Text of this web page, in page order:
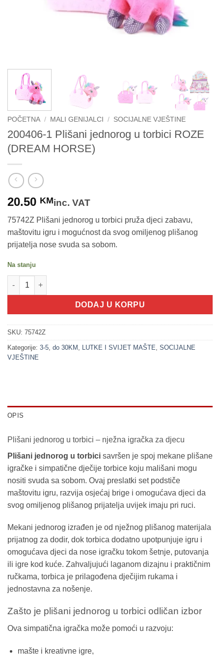
POČETNA / MALI GENIJALCI / SOCIJALNE VJEŠTINE
200406-1 Plišani jednorog u torbici ROZE
(DREAM HORSE)
20.50 KMinc. VAT
75742Z Plišani jednorog u torbici pruža djeci zabavu,
maštovitu igru i mogućnost da svog omiljenog plišanog
prijatelja nose svuda sa sobom.
Na stanju
200406-1 Plišani jednorog u torbici ROZE (DREAM HORSE)
DODAJ U KORPU
SKU: 75742Z
Kategorije: 3-5 do 30KM LUTKE I SVIJET MAŠTE SOCIJALNE
VJEŠTINE
OPIS
Plišani jednorog u torbici – nježna igračka za djecu
Plišani jednorog u torbici savršen je spoj mekane plišane
igračke i simpatične dječije torbice koju mališani mogu
nositi svuda sa sobom. Ovaj preslatki set podstiče
maštovitu igru, razvija osjećaj brige i omogućava djeci da
svog omiljenog plišanog prijatelja uvijek imaju pri ruci.
Mekani jednorog izrađen je od nježnog plišanog materijala
prijatnog za dodir, dok torbica dodatno upotpunjuje igru i
omogućava djeci da nose igračku tokom šetnje, putovanja
ili igre kod kuće. Zahvaljujući laganom dizajnu i praktičnim
ručkama, torbica je prilagođena dječijim rukama i
jednostavna za nošenje.
Zašto je plišani jednorog u torbici odličan izbor
Ova simpatična igračka može pomoći u razvoju:
mašte i kreativne igre,